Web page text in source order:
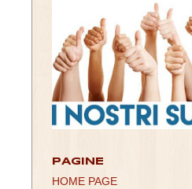
PAGINE
HOME PAGE